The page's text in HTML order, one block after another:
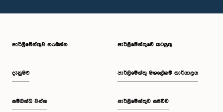
පාර්ලි‌මේන්තුව නරඹන්න
දැනුමට
සම්බන්ධ වන්න
පාර්ලිමේන්තුවේ කටයුතු
පාර්ලිමේන්තු මහලේකම් කාර්යාලය
පාර්ලිමේන්තුව සජීවීව